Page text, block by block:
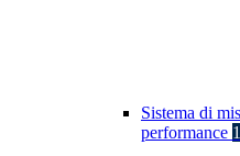
Sistema di
performance 1